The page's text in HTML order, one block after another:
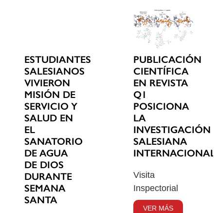
ESTUDIANTES
SALESIANOS
VIVIERON
MISIÓN DE
SERVICIO Y
SALUD EN
EL
SANATORIO
DE AGUA
DE DIOS
DURANTE
SEMANA
SANTA
PUBLICACIÓN
CIENTÍFICA
EN REVISTA
Q1
POSICIONA
LA
INVESTIGACIÓN
SALESIANA
Visita
Inspectorial
VER MÁS